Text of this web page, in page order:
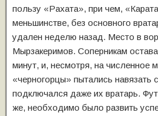
пользу «Рахата», при чем,
меньшинстве, без основного
удален неделю назад. Место в
Мырзакеримов. Соперникам
минут, и, несмотря, на численное
«черногорцы» пытались навязать
подключался даже их вратарь.
же, необходимо было развить